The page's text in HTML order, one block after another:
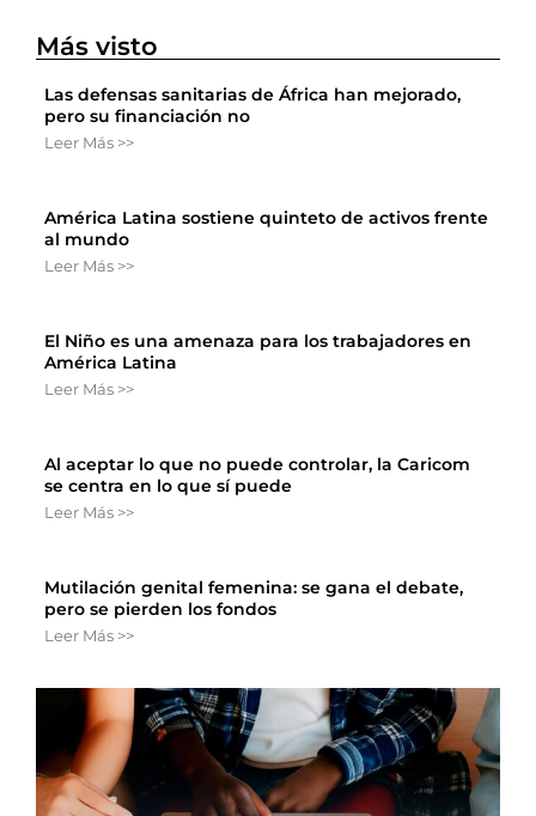
Más visto
Las defensas sanitarias de África han mejorado,
pero su financiación no
Leer Más >>
América Latina sostiene quinteto de activos frente
al mundo
Leer Más >>
El Niño es una amenaza para los trabajadores en
América Latina
Leer Más >>
Al aceptar lo que no puede controlar, la Caricom
se centra en lo que sí puede
Leer Más >>
Mutilación genital femenina: se gana el debate,
pero se pierden los fondos
Leer Más >>